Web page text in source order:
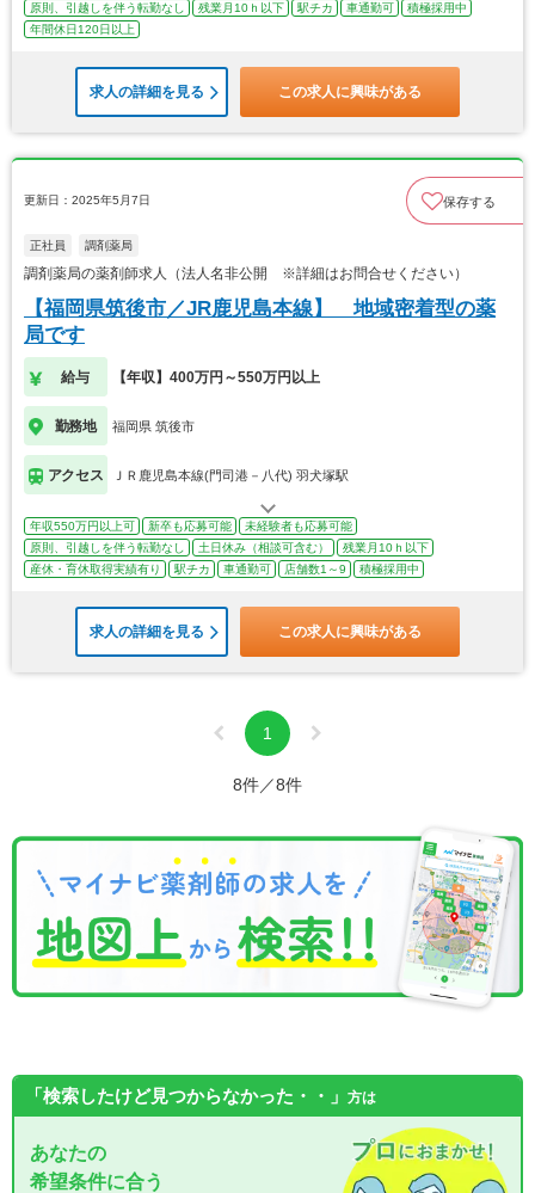
原則、引越しを伴う転勤なし
残業月10ｈ以下 駅チカ 車通勤可
積極採用中
年間休日120日以上
求人の詳細を見る この求人に興味がある
更新日：2025年5月7日 保存する
正社員 調剤薬局
調剤薬局の薬剤師求人（法人名非公開 ※詳細はお問合せください）
【福岡県筑後市／JR鹿児島本線】 地域密着型の薬
局です
給与 【年収】400万円～550万円以上
勤務地 福岡県 筑後市
アクセス ＪＲ鹿児島本線(門司港－八代) 羽犬塚駅
年収550万円以上可 新卒も応募可能
未経験者も応募可能
原則、引越しを伴う転勤なし
土日休み（相談可含む）
残業月10ｈ以下
産休・育休取得実績有り
駅チカ 車通勤可 店舗数1～9 積極採用中
求人の詳細を見る この求人に興味がある
1
8件／8件
「検索したけど見つからなかった・・」 方は
あなたの
希望条件に合う